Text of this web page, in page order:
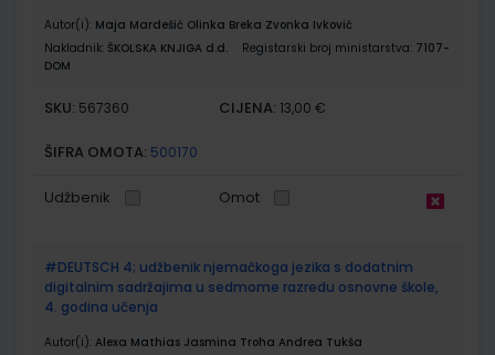
Autor(i): Maja Mardešić Olinka Breka Zvonka Ivković
Nakladnik: ŠKOLSKA KNJIGA d.d. Registarski broj ministarstva: 7107-
DOM
SKU: 567360 CIJENA: 13,00 €
ŠIFRA OMOTA: 500170
Udžbenik Omot
#DEUTSCH 4; udžbenik njemačkoga jezika s dodatnim
digitalnim sadržajima u sedmome razredu osnovne škole,
4. godina učenja
Autor(i): Alexa Mathias Jasmina Troha Andrea Tukša